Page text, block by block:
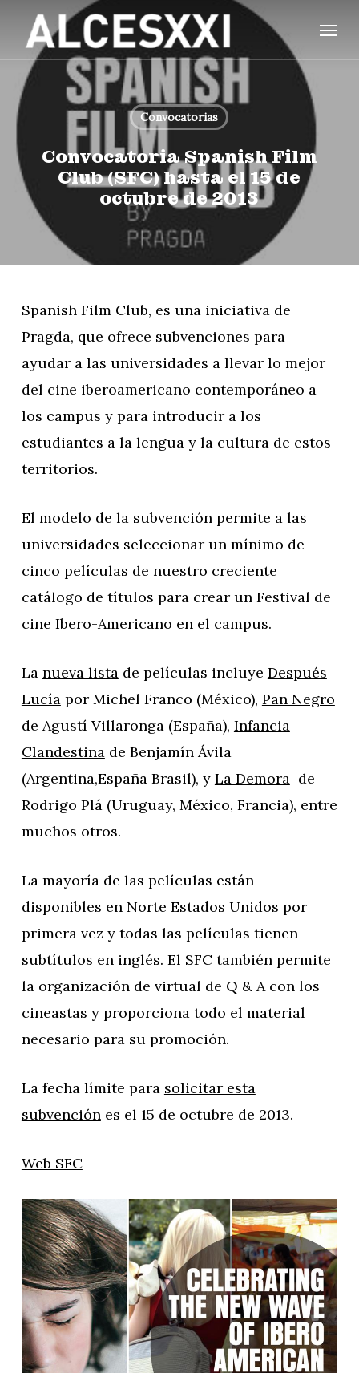
main
content
Menu
Convocatorias
Convocatoria Spanish Film
Club (SFC) hasta el 15 de
octubre de 2013
Spanish Film Club, es una iniciativa de
Pragda, que ofrece subvenciones para
ayudar a las universidades a llevar lo mejor
del cine iberoamericano contemporáneo a
los campus y para introducir a los
estudiantes a la lengua y la cultura de estos
territorios.
El modelo de la subvención permite a las
universidades seleccionar un mínimo de
cinco películas de nuestro creciente
catálogo de títulos para crear un Festival de
cine Ibero-Americano en el campus.
La nueva listade películas incluye Después
Lucíapor Michel Franco (México), Pan Negro
de Agustí Villaronga (España), Infancia
Clandestinade Benjamín Ávila
(Argentina,España Brasil), y La Demorade
Rodrigo Plá (Uruguay, México, Francia), entre
muchos otros.
La mayoría de las películas están
disponibles en Norte Estados Unidos por
primera vez y todas las películas tienen
subtítulos en inglés. El SFC también permite
la organización de virtual de Q & A con los
cineastas y proporciona todo el material
necesario para su promoción.
La fecha límite para solicitar esta
subvenciónes el 15 de octubre de 2013.
Web SFC